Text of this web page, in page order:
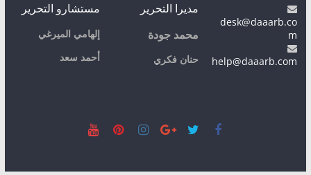
desk@daaarb.co
m
help@daaarb.com
مديرا التحرير
محمد جودة
حنان فكري
مستشارو التحرير
إلهامي الميرغي
أحمد سعد